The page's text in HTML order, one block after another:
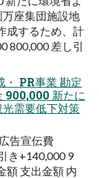
座集団施設地
成するため、計
800,000 差し引
・ PR事業 勘定
900,000 新たに
需要低下対策
告宣伝費
き+140,000 9
額 支出金額 内